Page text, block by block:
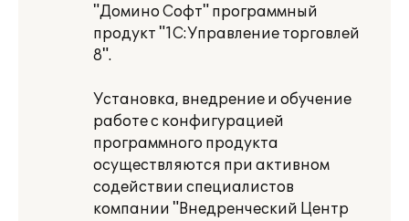
"Домино Софт" программный
продукт "1С:Управление торговлей
8".
Установка, внедрение и обучение
работе с конфигурацией
программного продукта
осуществляются при активном
содействии специалистов
компании "Внедренческий Центр